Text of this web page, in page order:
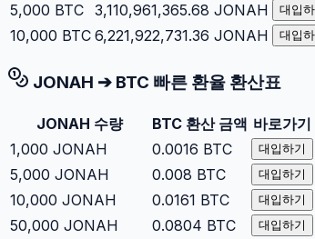
5,000 BTC 3,110,961,365.68 JONAH 대입
10,000 BTC 6,221,922,731.36 JONAH 대입
JONAH ➔ BTC 빠른 환율 환산표
JONAH 수량 BTC 환산 금액 바로가기
1,000 JONAH 0.0016 BTC 대입하기
5,000 JONAH 0.008 BTC 대입하기
10,000 JONAH 0.0161 BTC 대입하기
50,000 JONAH 0.0804 BTC 대입하기